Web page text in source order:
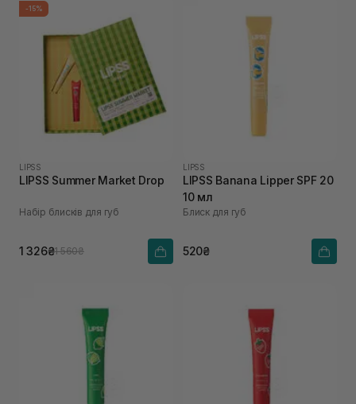
-15%
LIPSS
LIPSS Summer Market Drop
Набір блисків для губ
1 326₴1 560₴
LIPSS
LIPSS Banana Lipper SPF 20
10 мл
Блиск для губ
520₴